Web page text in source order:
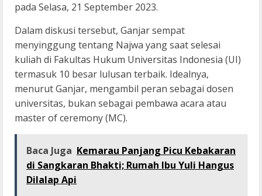
pada Selasa, 21 September 2023.
Dalam diskusi tersebut, Ganjar sempat
menyinggung tentang Najwa yang saat selesai
kuliah di Fakultas Hukum Universitas Indonesia (UI)
termasuk 10 besar lulusan terbaik. Idealnya,
menurut Ganjar, mengambil peran sebagai dosen
universitas, bukan sebagai pembawa acara atau
master of ceremony (MC).
Baca Juga Kemarau Panjang Picu Kebakaran
di Sangkaran Bhakti; Rumah Ibu Yuli Hangus
Dilalap Api